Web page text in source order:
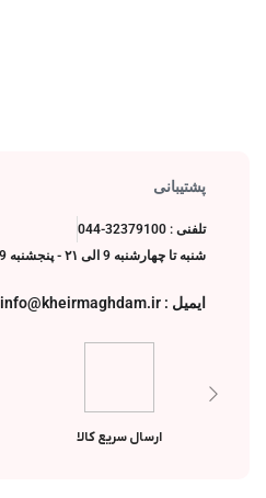
پشتیبانی
تلفنی : 32379100-044
شنبه تا چهارشنبه 9 الی ۲۱ - پنجشنبه 9 الی 17
ایمیل : info@kheirmaghdam.ir
ارسال سریع کالا